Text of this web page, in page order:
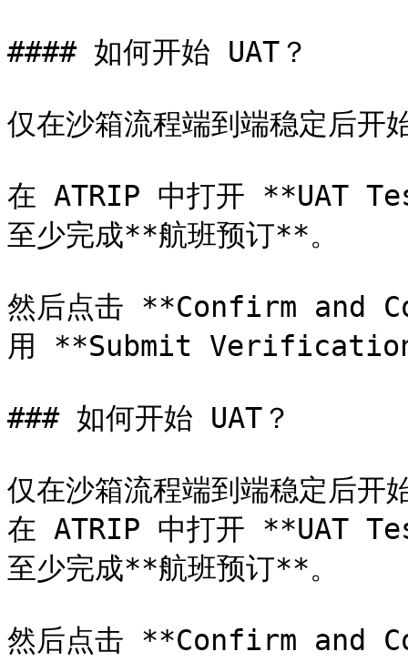
#### 如何开始 UAT？
仅在沙箱流程端到端稳定后开
在 ATRIP 中打开 **UAT
至少完成**航班预订**。
然后点击 **Confirm and
用 **Submit
### 如何开始 UAT？
仅在沙箱流程端到端稳定后开
在 ATRIP 中打开 **UAT
至少完成**航班预订**。
然后点击 **Confirm and